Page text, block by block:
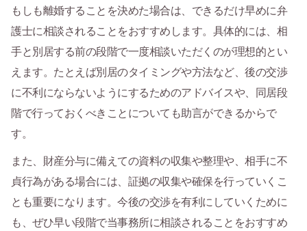
もしも離婚することを決めた場合は、できるだけ早めに弁
護士に相談されることをおすすめします。具体的には、相
手と別居する前の段階で一度相談いただくのが理想的とい
えます。たとえば別居のタイミングや方法など、後の交渉
に不利にならないようにするためのアドバイスや、同居段
階で行っておくべきことについても助言ができるからで
す。
また、財産分与に備えての資料の収集や整理や、相手に不
貞行為がある場合には、証拠の収集や確保を行っていくこ
とも重要になります。今後の交渉を有利にしていくために
も、ぜひ早い段階で当事務所に相談されることをおすすめ